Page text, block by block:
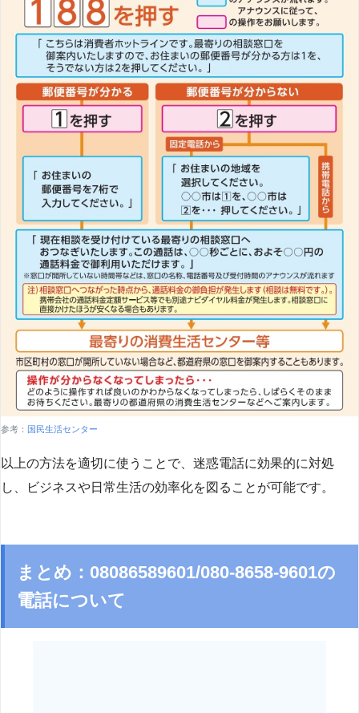
参考： 国民生活センター
以上の方法を適切に使うことで、迷惑電話に効果的に対処
し、ビジネスや日常生活の効率化を図ることが可能です。
まとめ：08086589601/080-8658-9601の
電話について